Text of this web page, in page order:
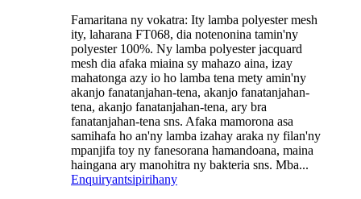
Famaritana ny vokatra: Ity lamba polyester mesh
ity, laharana FT068, dia notenonina tamin'ny
polyester 100%. Ny lamba polyester jacquard
mesh dia afaka miaina sy mahazo aina, izay
mahatonga azy io ho lamba tena mety amin'ny
akanjo fanatanjahan-tena, akanjo fanatanjahan-
tena, akanjo fanatanjahan-tena, ary bra
fanatanjahan-tena sns. Afaka mamorona asa
samihafa ho an'ny lamba izahay araka ny filan'ny
mpanjifa toy ny fanesorana hamandoana, maina
haingana ary manohitra ny bakteria sns. Mba...
Enquiryantsipirihany